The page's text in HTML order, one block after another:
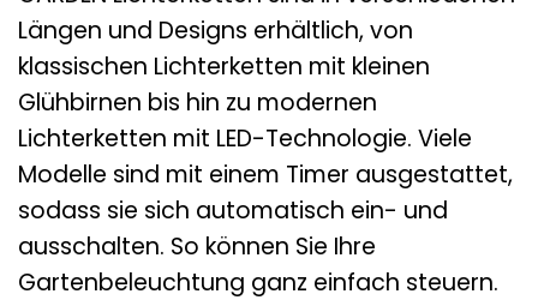
Längen und Designs erhältlich, von
klassischen Lichterketten mit kleinen
Glühbirnen bis hin zu modernen
Lichterketten mit LED-Technologie. Viele
Modelle sind mit einem Timer ausgestattet,
sodass sie sich automatisch ein- und
ausschalten. So können Sie Ihre
Gartenbeleuchtung ganz einfach steuern.